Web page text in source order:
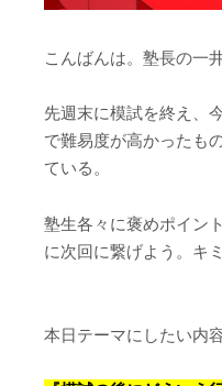
こんばんは。塾長の一
先週末に模試を終え、
で難易度が高かったも
ている。
塾生各々に褒めポイン
に次回に繋げよう。キ
本日テーマにしたい内容